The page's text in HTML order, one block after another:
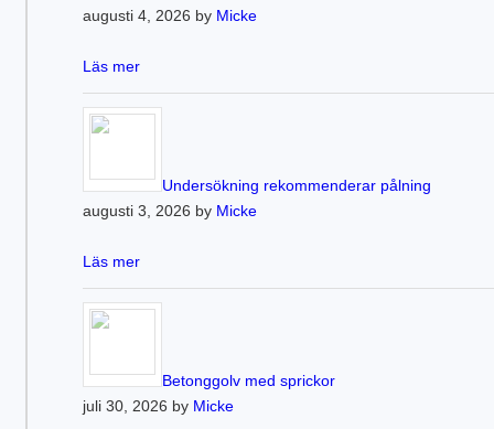
augusti 4, 2026 by Micke
Läs mer
Undersökning rekommenderar pålning
augusti 3, 2026 by Micke
Läs mer
Betonggolv med sprickor
juli 30, 2026 by Micke